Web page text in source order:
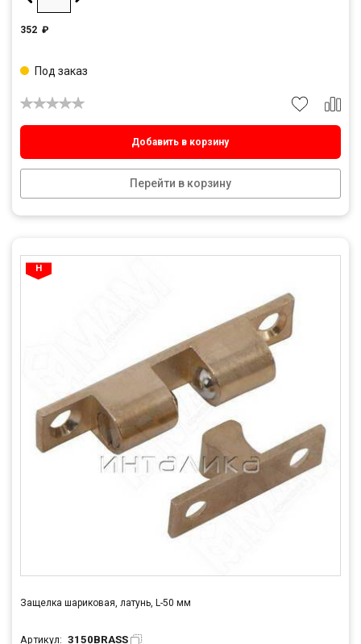
352 ₽
Добавить в корзину
Перейти в корзину
Под заказ
Защелка шариковая, латунь, L-50 мм
Артикул: 3150BRASS